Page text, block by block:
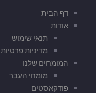
דף הבית
אודות
תנאי שימוש
מדיניות פרטיות
המומחים שלנו
מומחי העבר
פודקאסטים